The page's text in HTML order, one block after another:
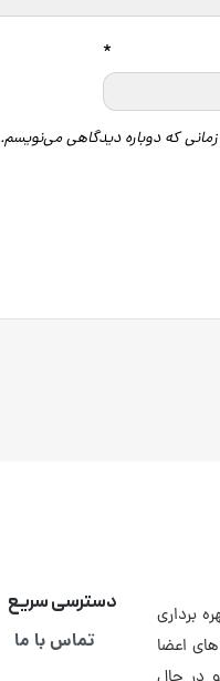
*
که دوباره دیدگاهی می‌نویسم.
برداری
اعضا
دسترسی سریع
تماس با ما